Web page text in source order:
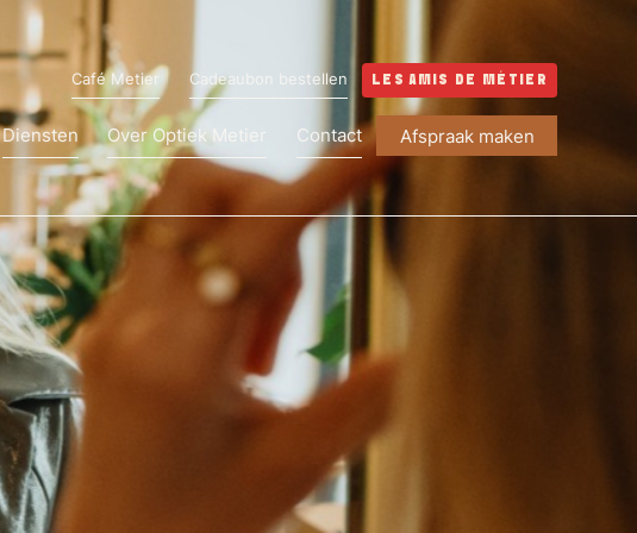
Café Metier Cadeaubon bestellen LES AMIS DE MÉTIER
Diensten Over Optiek Metier Contact Afspraak maken